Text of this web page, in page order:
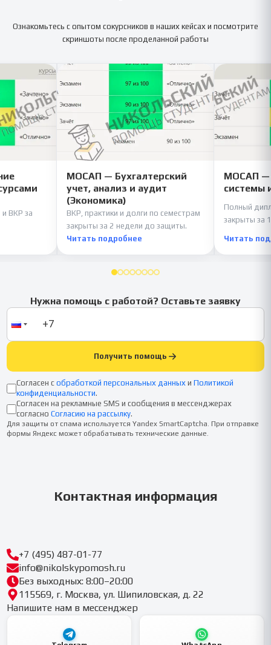
Ознакомьтесь с опытом сокурсников в наших кейсах и посмотрите
скриншоты после проделанной работы
и ВКР за
МОСАП — Бухгалтерский
учет, анализ и аудит
(Экономика)
ВКР, практики и долги по семестрам
закрыты за 2 недели до защиты.
Читать подробнее
МОСАП —
системы
Полный
закрыты за
Читать
Нужна помощь с работой? Оставьте заявку
Получить помощь
Согласен с обработкой персональных данных и Политикой
конфиденциальности.
Согласен на рекламные SMS и сообщения в мессенджерах
согласно Согласию на рассылку.
Для защиты от спама используется Yandex SmartCaptcha. При отправке
формы Яндекс может обрабатывать технические данные.
Контактная информация
+7 (495) 487-01-77
info@nikolskypomosh.ru
Без выходных: 8:00–20:00
115569, г. Москва, ул. Шипиловская, д. 22
Напишите нам в мессенджер